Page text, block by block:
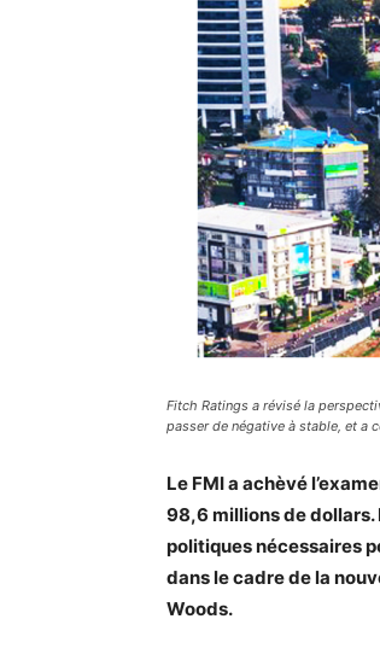
Fitch Ratings a révisé la
passer de négative à stable, et a
Le FMI a achèvé
98,6 millions de dollars.
politiques nécessaires
dans le cadre de la
Woods.